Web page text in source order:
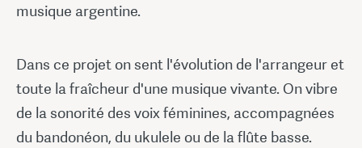
musique argentine.
Dans ce projet on sent l'évolution de l'arrangeur et
toute la fraîcheur d'une musique vivante. On vibre
de la sonorité des voix féminines, accompagnées
du bandonéon, du ukulele ou de la flûte basse.